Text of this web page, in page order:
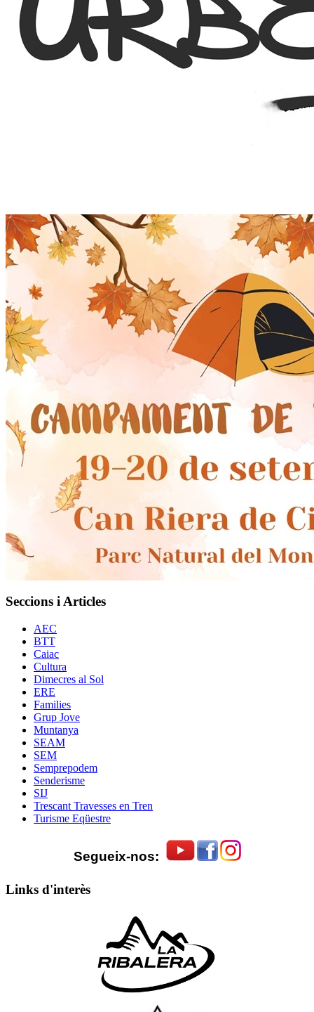
Seccions i Articles
AEC
BTT
Caiac
Cultura
Dimecres al Sol
ERE
Families
Grup Jove
Muntanya
SEAM
SEM
Semprepodem
Senderisme
SIJ
Trescant Travesses en Tren
Turisme Eqüestre
Segueix-nos:
Links d'interès